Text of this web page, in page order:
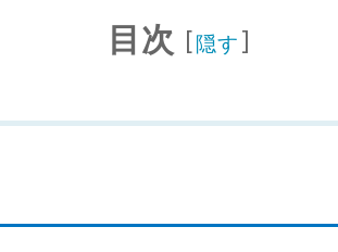
目次 [隠す ]